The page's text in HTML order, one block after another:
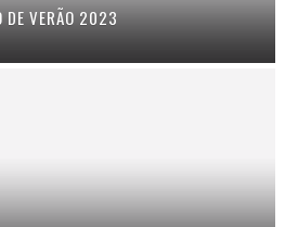
DE VERÃO 2023